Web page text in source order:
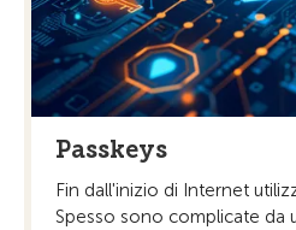
Passkeys
Fin dall'inizio di Internet
Spesso sono complicate da